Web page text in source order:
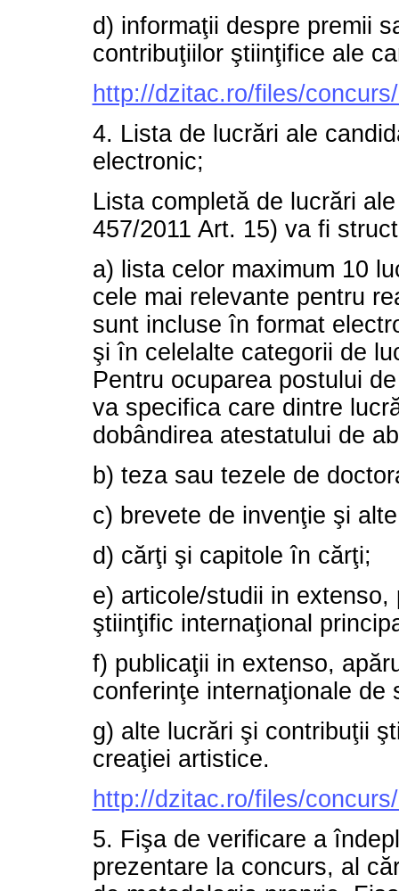
d) informaţii despre premii
contribuţiilor ştiinţifice ale
http://dzitac.ro/files/
4. Lista de lucrări ale
electronic;
Lista completă de lucrări
457/2011 Art. 15) va fi
a) lista celor maximum 10
cele mai relevante pentru
sunt incluse în format
şi în celelalte categorii de
Pentru ocuparea postului
va specifica care dintre
dobândirea atestatului de
b) teza sau tezele de
c) brevete de invenţie şi
d) cărţi şi capitole în cărţi;
e) articole/studii in
ştiinţific internaţional
f) publicaţii in extenso,
conferinţe internaţionale de
g) alte lucrări şi contribuţii
creaţiei artistice.
http://dzitac.ro/files/
5. Fişa de verificare a
prezentare la concurs, al